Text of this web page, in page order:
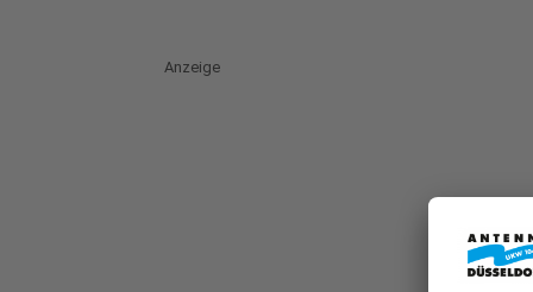
Anzeige